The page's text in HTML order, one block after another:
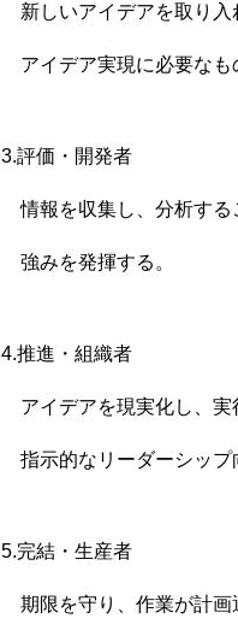
新しいアイデアを取り入
アイデア実現に必要なも
3.評価・開発者
情報を収集し、分析する
強みを発揮する。
4.推進・組織者
アイデアを現実化し、実
指示的なリーダーシップ
5.完結・生産者
期限を守り、作業が計画